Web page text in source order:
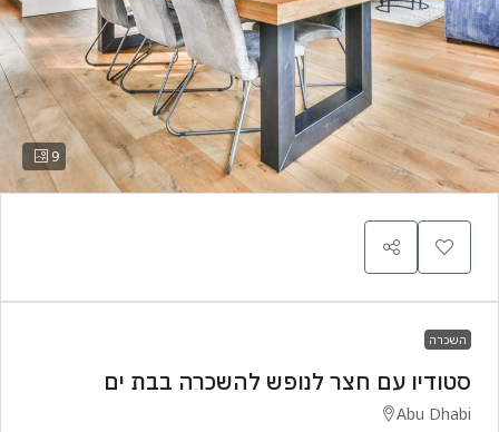
9
השכרה
סטודיו עם חצר לנופש להשכרה בבת ים
Abu Dhabi